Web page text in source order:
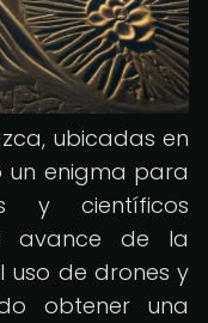
ubicadas en
un enigma para
y científicos
avance de la
uso de drones y
obtener una